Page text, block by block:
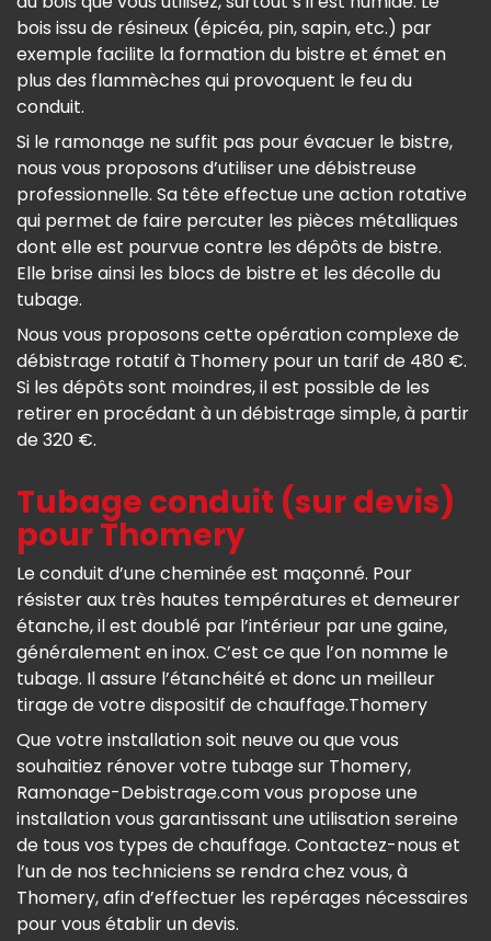
bois issu de résineux (épicéa, pin, sapin, etc.) par
exemple facilite la formation du bistre et émet en
plus des flammèches qui provoquent le feu du
conduit.
Si le ramonage ne suffit pas pour évacuer le bistre,
nous vous proposons d’utiliser une débistreuse
professionnelle. Sa tête effectue une action rotative
qui permet de faire percuter les pièces métalliques
dont elle est pourvue contre les dépôts de bistre.
Elle brise ainsi les blocs de bistre et les décolle du
tubage.
Nous vous proposons cette opération complexe de
débistrage rotatif à Thomery pour un tarif de 480 €.
Si les dépôts sont moindres, il est possible de les
retirer en procédant à un débistrage simple, à partir
de 320 €.
Tubage conduit (sur devis)
pour Thomery
Le conduit d’une cheminée est maçonné. Pour
résister aux très hautes températures et demeurer
étanche, il est doublé par l’intérieur par une gaine,
généralement en inox. C’est ce que l’on nomme le
tubage. Il assure l’étanchéité et donc un meilleur
tirage de votre dispositif de chauffage.Thomery
Que votre installation soit neuve ou que vous
souhaitiez rénover votre tubage sur Thomery,
Ramonage-Debistrage.com vous propose une
installation vous garantissant une utilisation sereine
de tous vos types de chauffage. Contactez-nous et
l’un de nos techniciens se rendra chez vous, à
Thomery, afin d’effectuer les repérages nécessaires
pour vous établir un devis.